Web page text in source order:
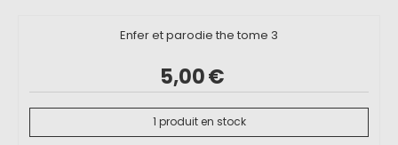
Enfer et parodie the tome 3
5,00€
1 produit en stock